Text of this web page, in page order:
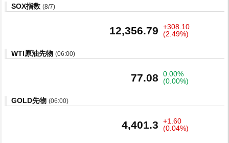
SOX指数 (8/7)
12,356.79
+308.10
(2.49%)
WTI原油先物 (06:00)
77.08
0.00%
(0.00%)
GOLD先物 (06:00)
4,401.3
+1.60
(0.04%)